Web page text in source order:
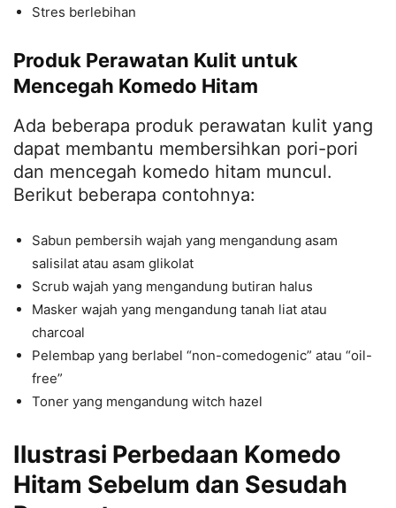
Stres berlebihan
Produk Perawatan Kulit untuk
Mencegah Komedo Hitam
Ada beberapa produk perawatan kulit yang
dapat membantu membersihkan pori-pori
dan mencegah komedo hitam muncul.
Berikut beberapa contohnya:
Sabun pembersih wajah yang mengandung asam
salisilat atau asam glikolat
Scrub wajah yang mengandung butiran halus
Masker wajah yang mengandung tanah liat atau
charcoal
Pelembap yang berlabel “non-comedogenic” atau “oil-
free”
Toner yang mengandung witch hazel
Ilustrasi Perbedaan Komedo
Hitam Sebelum dan Sesudah